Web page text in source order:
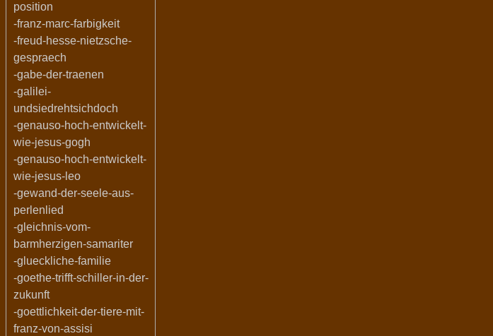
position
-franz-marc-farbigkeit
-freud-hesse-nietzsche-
gespraech
-gabe-der-traenen
-galilei-
undsiedrehtsichdoch
-genauso-hoch-entwickelt-
wie-jesus-gogh
-genauso-hoch-entwickelt-
wie-jesus-leo
-gewand-der-seele-aus-
perlenlied
-gleichnis-vom-
barmherzigen-samariter
-glueckliche-familie
-goethe-trifft-schiller-in-der-
zukunft
-goettlichkeit-der-tiere-mit-
franz-von-assisi